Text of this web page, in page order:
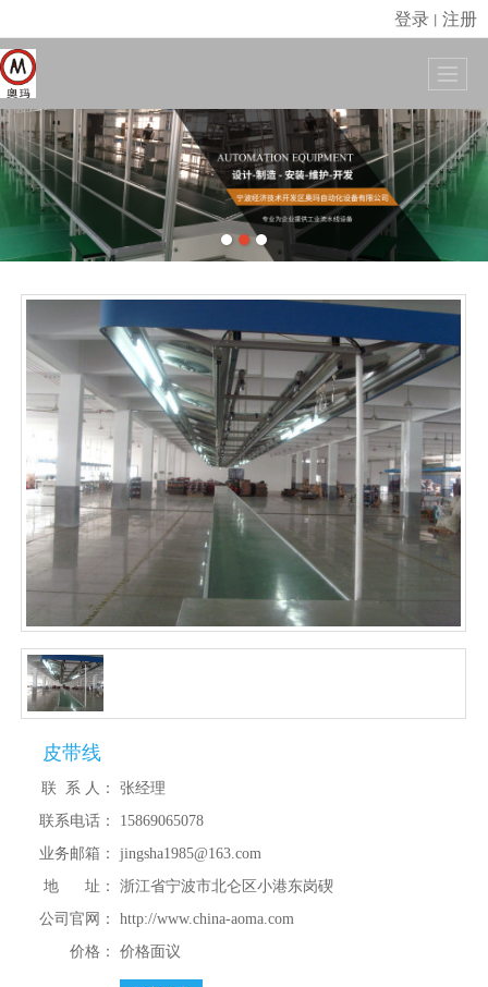
很遗憾，因您的浏览器版本过低导致无法获得最佳浏览体验，推荐下载安装谷歌浏览器！
登录 丨 注册
皮带线
联 系 人：
张经理
联系电话：
15869065078
业务邮箱：
jingsha1985@163.com
地 址：
浙江省宁波市北仑区小港东岗碶
公司官网：
http://www.china-aoma.com
价格：
价格面议